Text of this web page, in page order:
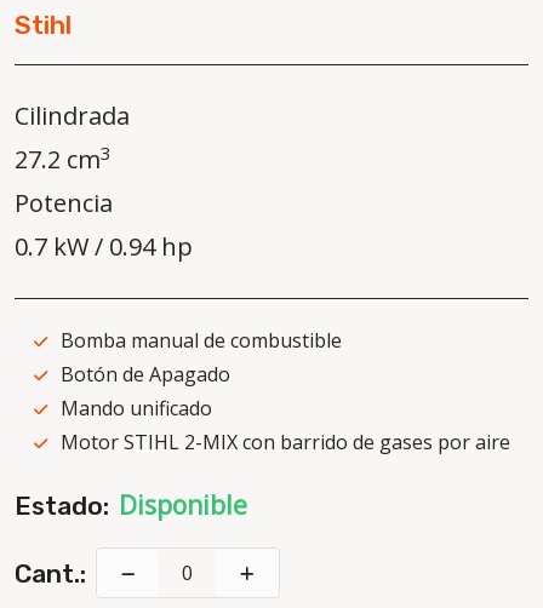
Stihl
Cilindrada
27.2 cm3
Potencia
0.7 kW / 0.94 hp
Bomba manual de combustible
Botón de Apagado
Mando unificado
Motor STIHL 2-MIX con barrido de gases por aire
Estado: Disponible
Cant.: